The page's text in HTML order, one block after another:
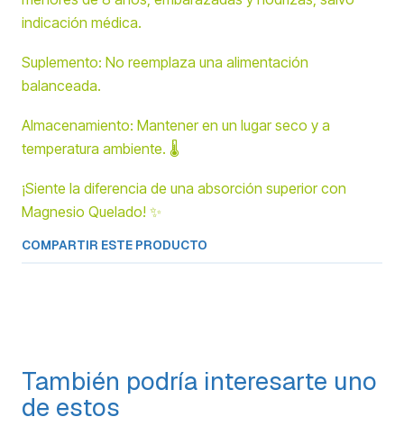
indicación médica.
Suplemento: No reemplaza una alimentación
balanceada.
Almacenamiento: Mantener en un lugar seco y a
temperatura ambiente. 🌡️
¡Siente la diferencia de una absorción superior con
Magnesio Quelado! ✨
COMPARTIR ESTE PRODUCTO
También podría interesarte uno
de estos